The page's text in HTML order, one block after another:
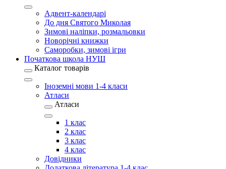
Адвент-календарі
До дня Святого Миколая
Зимові наліпки, розмальовки
Новорічні книжки
Саморобки, зимові ігри
Початкова школа НУШ
Каталог товарів
Іноземні мови 1-4 класи
Атласи
Атласи
1 клас
2 клас
3 клас
4 клас
Довідники